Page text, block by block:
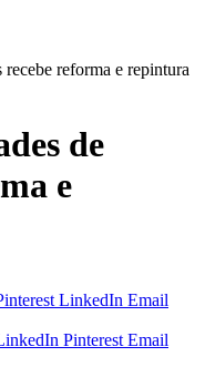
reforma e repintura
de
e
LinkedIn Email
Pinterest Email